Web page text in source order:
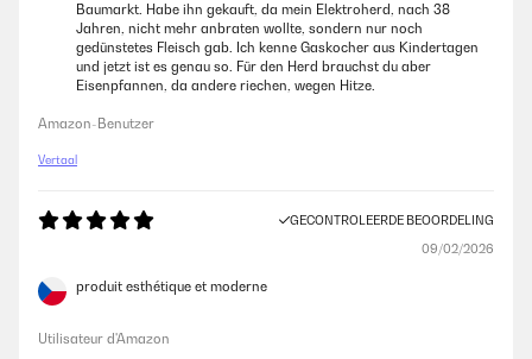
Baumarkt. Habe ihn gekauft, da mein Elektroherd, nach 38
Jahren, nicht mehr anbraten wollte, sondern nur noch
gedünstetes Fleisch gab. Ich kenne Gaskocher aus Kindertagen
und jetzt ist es genau so. Für den Herd brauchst du aber
Eisenpfannen, da andere riechen, wegen Hitze.
Amazon-Benutzer
Vertaal
GECONTROLEERDE BEOORDELING
09/02/2026
produit esthétique et moderne
Utilisateur d'Amazon